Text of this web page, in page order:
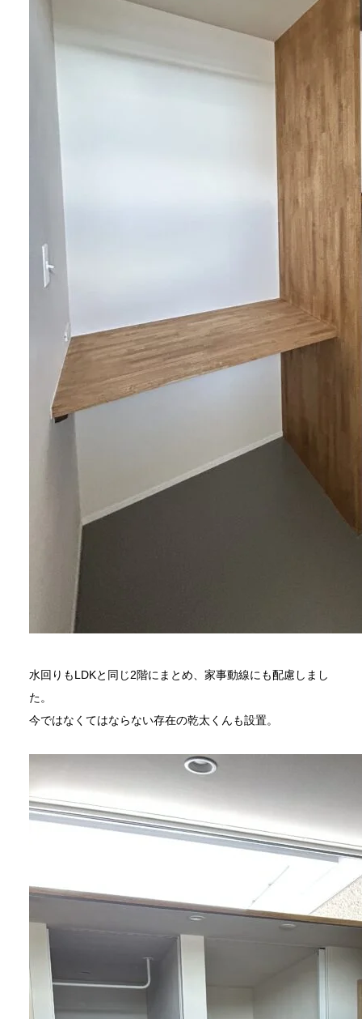
水回りもLDKと同じ2階にまとめ、家事動線にも配慮しまし
た。
今ではなくてはならない存在の乾太くんも設置。